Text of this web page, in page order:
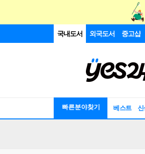
국내도서 외국도서 중고샵
빠른분야찾기 베스트 신